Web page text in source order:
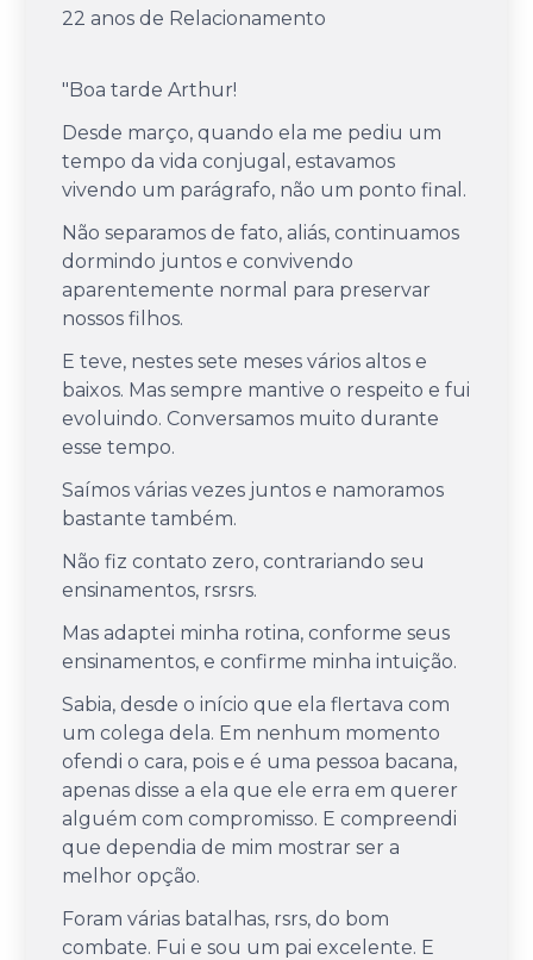
22 anos de Relacionamento
"Boa tarde Arthur!
Desde março, quando ela me pediu um
tempo da vida conjugal, estavamos
vivendo um parágrafo, não um ponto final.
Não separamos de fato, aliás, continuamos
dormindo juntos e convivendo
aparentemente normal para preservar
nossos filhos.
E teve, nestes sete meses vários altos e
baixos. Mas sempre mantive o respeito e fui
evoluindo. Conversamos muito durante
esse tempo.
Saímos várias vezes juntos e namoramos
bastante também.
Não fiz contato zero, contrariando seu
ensinamentos, rsrsrs.
Mas adaptei minha rotina, conforme seus
ensinamentos, e confirme minha intuição.
Sabia, desde o início que ela flertava com
um colega dela. Em nenhum momento
ofendi o cara, pois e é uma pessoa bacana,
apenas disse a ela que ele erra em querer
alguém com compromisso. E compreendi
que dependia de mim mostrar ser a
melhor opção.
Foram várias batalhas, rsrs, do bom
combate. Fui e sou um pai excelente. E